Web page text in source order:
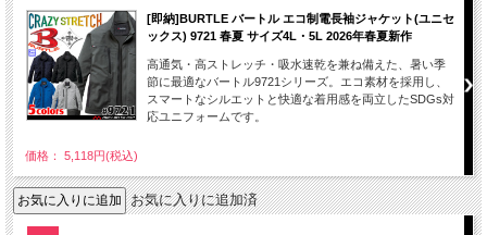
[即納]BURTLE バートル エコ制電長袖ジャケット(ユニセ
ックス) 9721 春夏 サイズ4L・5L 2026年春夏新作
高通気・高ストレッチ・吸水速乾を兼ね備えた、暑い季
節に最適なバートル9721シリーズ。エコ素材を採用し、
スマートなシルエットと快適な着用感を両立したSDGs対
応ユニフォームです。
価格： 5,118円(税込)
お気に入りに追加済